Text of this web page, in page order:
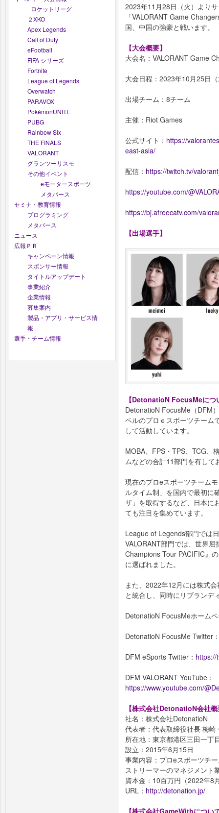
_ロケットリーグ
２XKO
Apex Legends
Call of Duty
eFootball
FIFA シリーズ
Fortnite
League of Legends
Overwatch
PARAVOX
PokémonUNITE
PUBG
Rainbow Six
THE FINALS
VALORANT
グランツーリスモ
その他イベント
eモータースポーツ
メタバース
セミナ・教育情報
プログラミング
メタバース
ニュース
広報ＰＲ
キャンペーン情報
スポンサー情報
タイトルアップデート
事業紹介
企業情報
募集案内
製品・アプリ・サービス情
報
選手・チーム情報
2023年11月28日（火）より
「VALORANT Game
国、中国の強豪と戦います。
【大会概要】
大会名：VALORANT Game
大会日程：2023年10月25日
出場チーム：8チーム
主催：Riot Games
公式サイト： https://
east-asia/
配信： https://twitch.tv/
https://youtube.com/
https://bj.afreecatv.com/
【出場選手】
【DetonatioN FocusMeにつ
DetonatioN FocusMe（DFM
ベルのプロｅスポーツチーム
して活動しています。
MOBA、FPS・TPS、TCG、
ムなどの合計11部門を有し
現在のプロeスポーツチーム
ルタイム制」を国内で最初に
ザ」を取得するなど、日本に
ても注目を集めています。
League of Legends部門では
VALORANT部門では、世界
Champions Tour PACIFIC』
に選ばれました。
また、2022年12月には株式
と統合し、同時にリブランデ
DetonatioN FocusMeホーム
DetonatioN FocusMe Twitter
DFM eSports Twitter： https://
DFM VALORANT YouTube：
https://www.youtube.com/
【株式会社DetonatioN会社
社名：株式会社DetonatioN
代表者：代表取締役社長 梅崎
所在地：東京都港区三田一丁
設立：2015年6月15日
事業内容：プロeスポーツチ
ストリーマーのマネジメント
資本金：10百万円（2022年8
URL： http://detonation.jp/
【株式会社GameWithについ